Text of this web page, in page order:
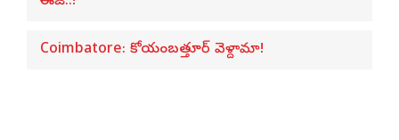
Coimbatore: కోయంబత్తూర్ వెళ్దామా!